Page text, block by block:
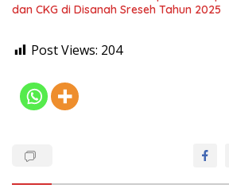
dan CKG di Disanah Sreseh Tahun 2025
Post Views: 204